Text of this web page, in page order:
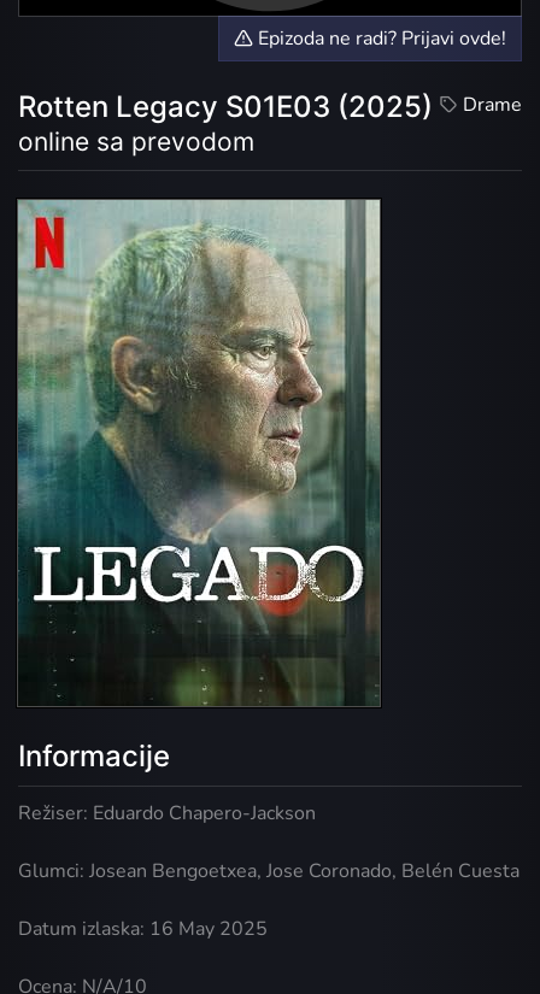
Epizoda ne radi? Prijavi ovde!
Drame
Rotten Legacy S01E03 (2025)
online sa prevodom
Informacije
Režiser: Eduardo Chapero-Jackson
Glumci: Josean Bengoetxea, Jose Coronado, Belén Cuesta
Datum izlaska: 16 May 2025
Ocena: N/A/10